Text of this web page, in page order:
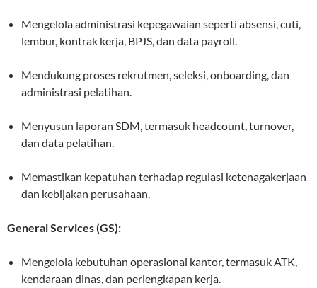
Mengelola administrasi kepegawaian seperti absensi, cuti,
lembur, kontrak kerja, BPJS, dan data payroll.
Mendukung proses rekrutmen, seleksi, onboarding, dan
administrasi pelatihan.
Menyusun laporan SDM, termasuk headcount, turnover,
dan data pelatihan.
Memastikan kepatuhan terhadap regulasi ketenagakerjaan
dan kebijakan perusahaan.
General Services (GS):
Mengelola kebutuhan operasional kantor, termasuk ATK,
kendaraan dinas, dan perlengkapan kerja.